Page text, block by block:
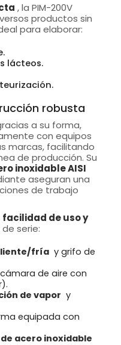
, la PIM-200V
productos sin
para elaborar:
lácteos.
robusta
a su forma,
con equipos
marcas, facilitando
de producción. Su
inoxidable AISI
aseguran una
de trabajo
facilidad de uso y
serie:
fría y grifo de
de aire con
de vapor y
equipada con
acero inoxidable